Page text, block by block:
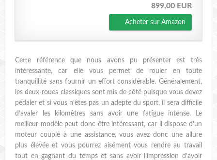
899,00 EUR
Acheter sur Amazon
Cette référence que nous avons pu présenter est très
intéressante, car elle vous permet de rouler en toute
tranquillité sans fournir un effort considérable. Généralement,
les deux-roues classiques sont mis de côté puisque vous devez
pédaler et si vous n’êtes pas un adepte du sport, il sera difficile
d’avaler les kilomètres sans avoir une fatigue intense. Le
meilleur modèle peut donc être intéressant, car il dispose d’un
moteur couplé à une assistance, vous avez donc une allure
plus élevée et vous pourrez aisément vous rendre au travail
tout en gagnant du temps et sans avoir l’impression d’avoir